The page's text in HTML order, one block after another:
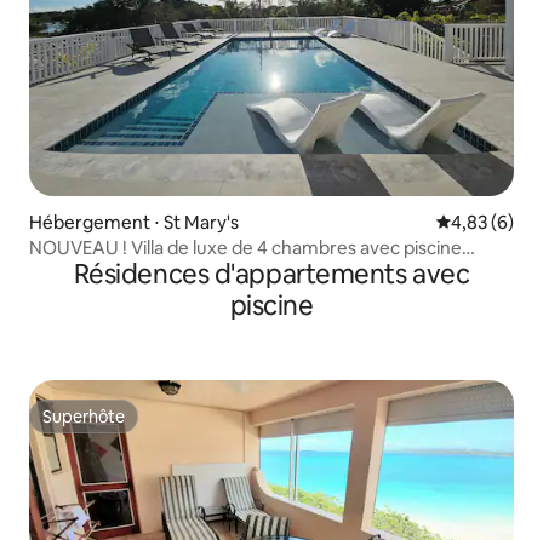
Hébergement ⋅ St Mary's Évaluation
4,83 (6)
NOUVEAU ! Villa de luxe de 4 chambres avec piscine
privéeRésidences d'appartements avec
piscine
Superhôte
Superhôte